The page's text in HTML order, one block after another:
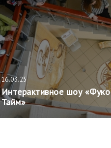
16.03.25
Интерактивное шоу «Фуко
Тайм»